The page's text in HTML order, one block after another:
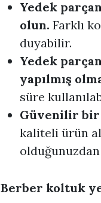
Yedek
olun. Farklı
duyabilir.
Yedek
yapılmış
süre
Güvenilir bir
kaliteli ürün
Berber koltuk